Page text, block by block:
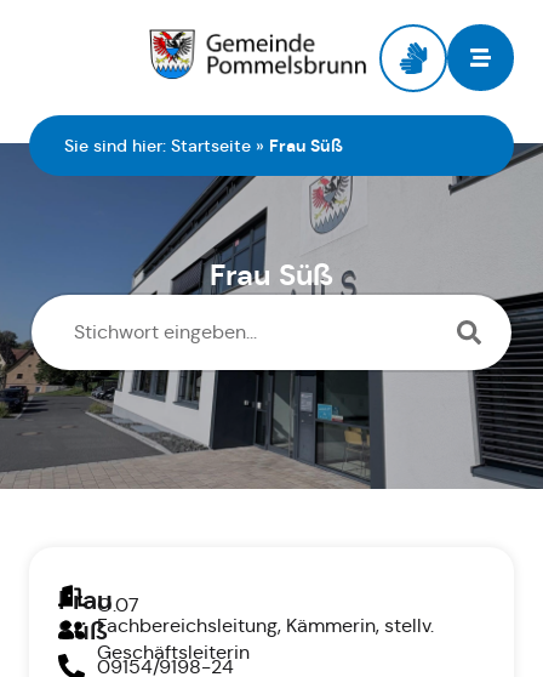
Sie sind hier: Startseite » Frau Süß
Frau Süß
Frau
Süß
O.07
Fachbereichsleitung, Kämmerin, stellv.
Geschäftsleiterin
09154/9198-24